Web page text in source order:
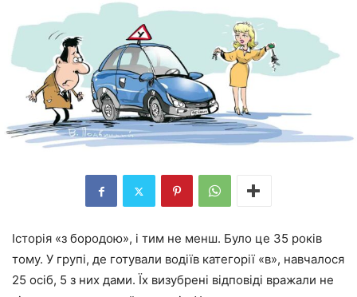
Історія «з бородою», і тим не менш. Було це 35 років
тому. У групі, де готували водіїв категорії «в», навчалося
25 осіб, 5 з них дами. Їх визубрені відповіді вражали не